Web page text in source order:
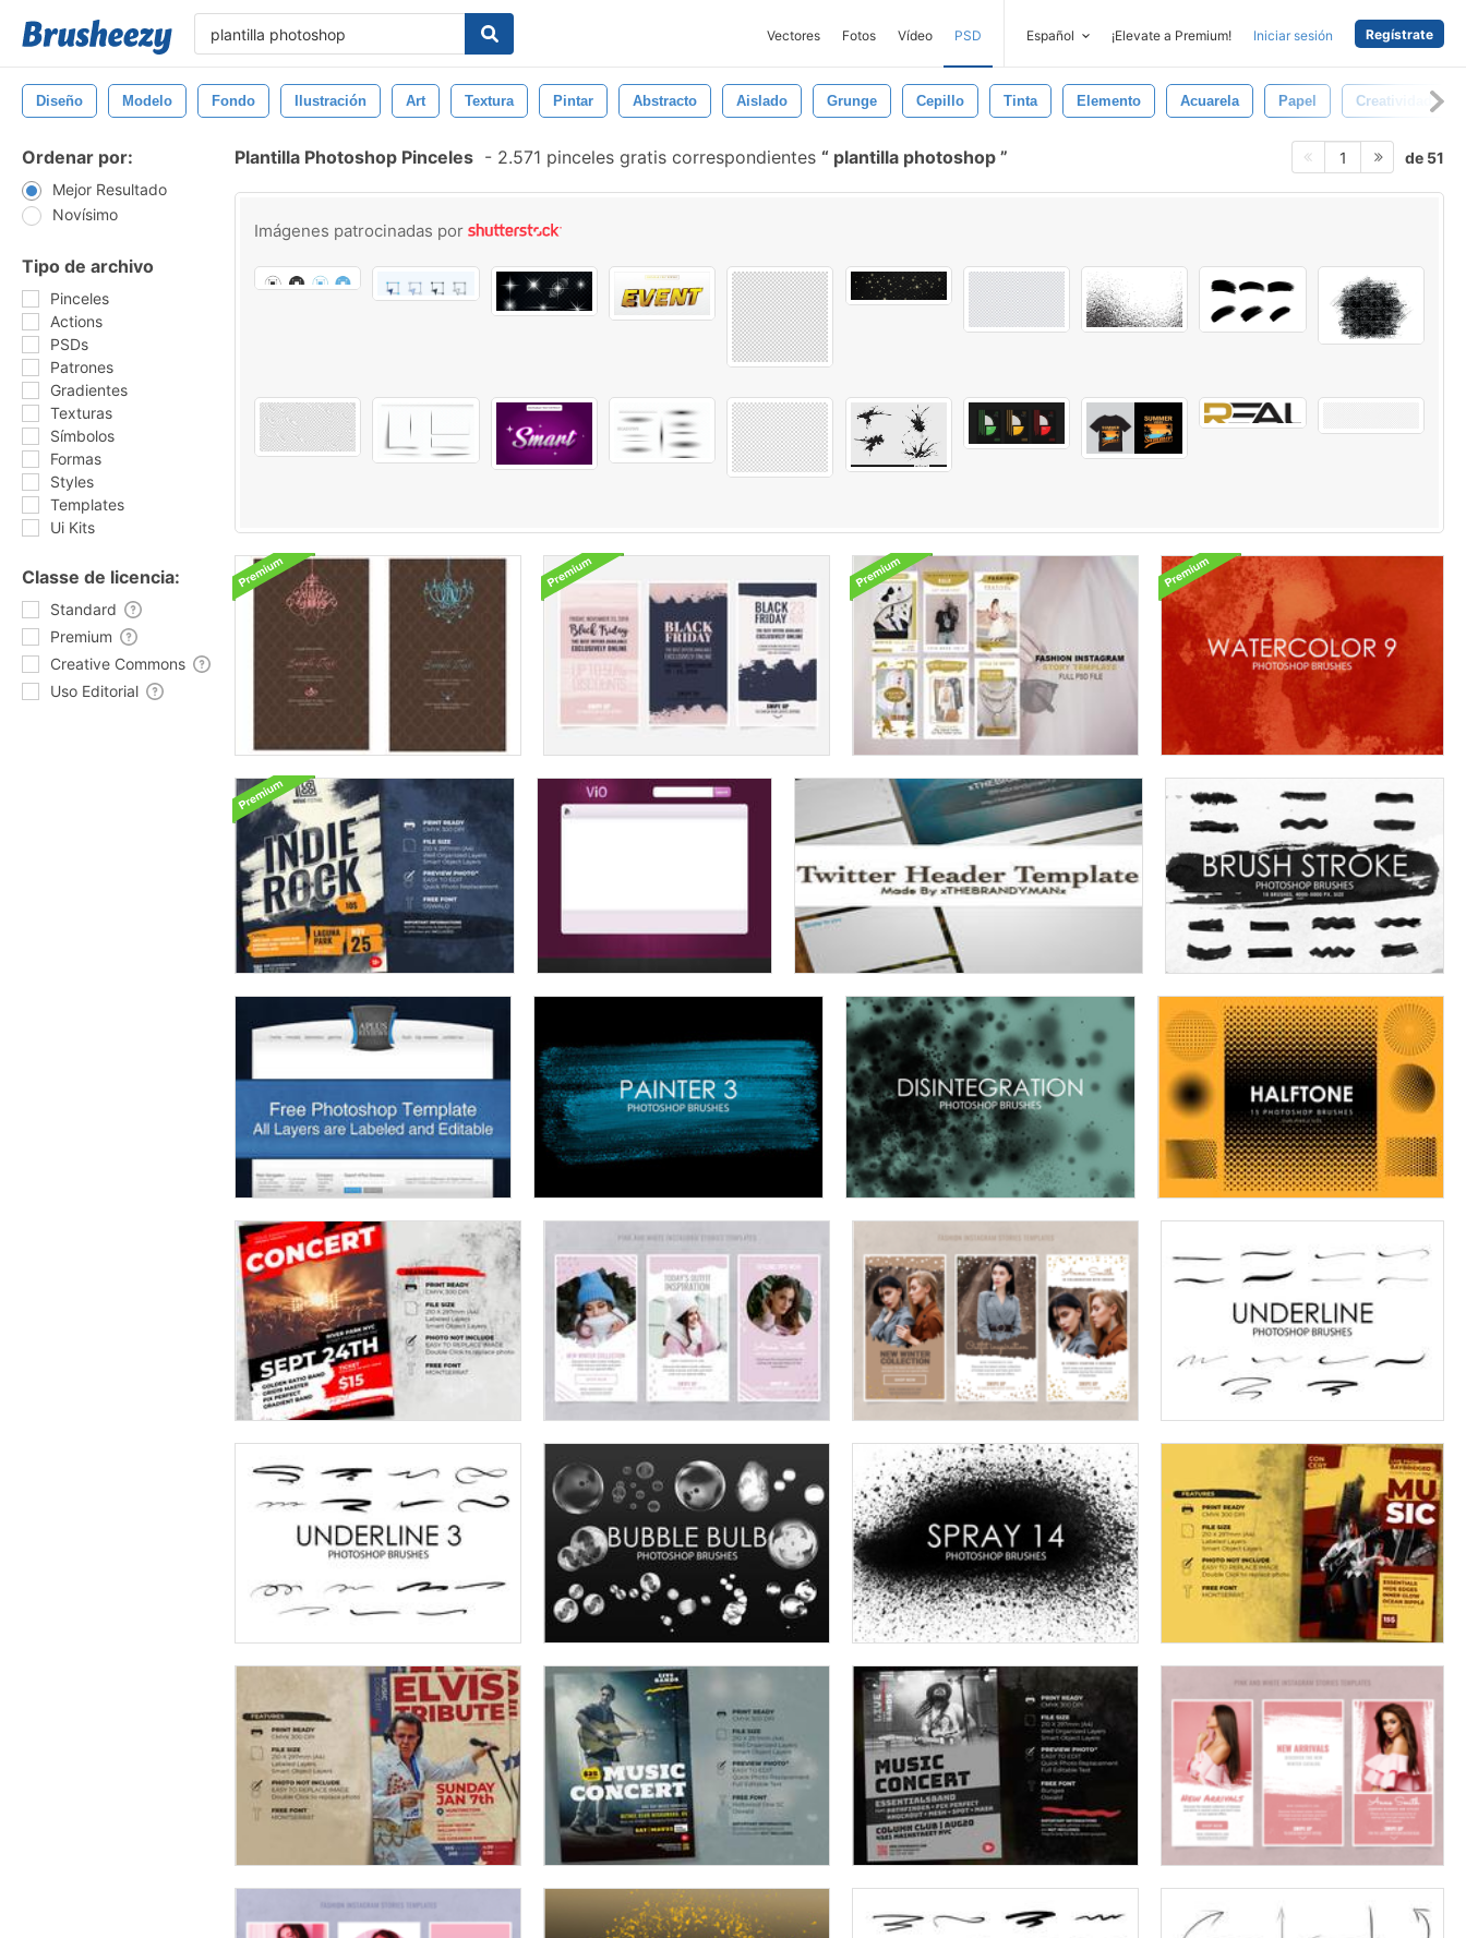
Vectores Fotos Vídeo PSD Español ¡Elevate a Premium! Iniciar sesión Regístrate
Diseño Modelo Fondo Ilustración Art Textura Pintar Abstracto Aislado Grunge Cepillo Tinta Elemento Acuarela Papel Creatividad
Ordenar por:
Mejor Resultado
Novísimo
Tipo de archivo
Pinceles
Actions
PSDs
Patrones
Gradientes
Texturas
Símbolos
Formas
Styles
Templates
Ui Kits
Classe de licencia:
Standard
Premium
Creative Commons
Uso Editorial
Plantilla Photoshop Pinceles - 2.571 pinceles gratis correspondientes plantilla photoshop 1 de 51
Imágenes patrocinadas por